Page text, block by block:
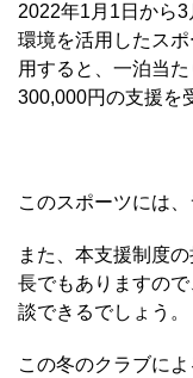
2022年1月1日から
環境を活用したス
用すると、一泊当
300,000円の支援を
このスポーツには
また、本支援制度
長でもありますの
談できるでしょう。
この冬のクラブに